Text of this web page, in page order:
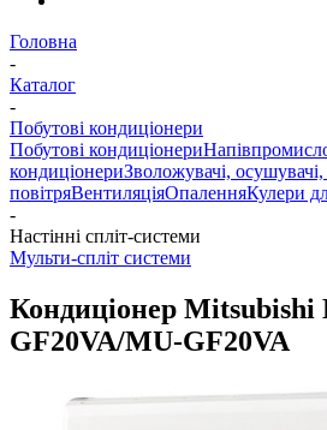
Головна
-
Каталог
-
Побутові кондиціонери
Побутові кондиціонери
кондиціонериЗволожувачі,
повітряВентиляціяОпаленняКулери
-
Настінні спліт-системи
Мульти-спліт системи
Кондиціонер
GF20VA/MU-GF20VA